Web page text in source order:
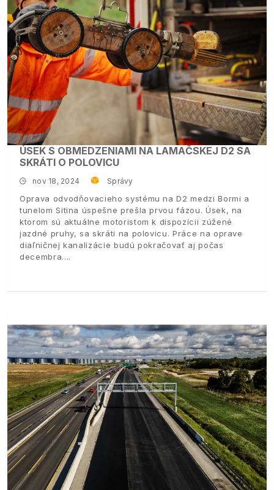
ÚSEK S OBMEDZENIAMI NA LAMAČSKEJ D2 SA
SKRÁTI O POLOVICU
nov 18, 2024 Správy
Oprava odvodňovacieho systému na D2 medzi Bormi a
tunelom Sitina úspešne prešla prvou fázou. Úsek, na
ktorom sú aktuálne motoristom k dispozícii zúžené
jazdné pruhy, sa skráti na polovicu. Práce na oprave
diaľničnej kanalizácie budú pokračovať aj počas
decembra.